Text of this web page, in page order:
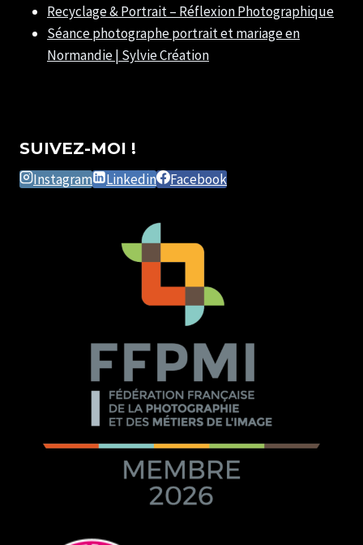
Recyclage & Portrait – Réflexion Photographique
Séance photographe portrait et mariage en
Normandie | Sylvie Création
SUIVEZ-MOI !
Instagram Linkedin Facebook